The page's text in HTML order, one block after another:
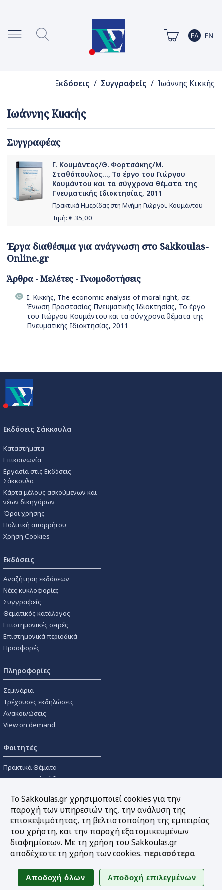
Εκδόσεις / Συγγραφείς / Ιωάννης Κικκής
Ιωάννης Κικκής
Συγγραφέας
Γ. Κουμάντος/Θ. Φορτσάκης/Μ.
Σταθόπουλος..., Το έργο του Γιώργου
Κουμάντου και τα σύγχρονα θέματα της
Πνευματικής Ιδιοκτησίας, 2011
Πρακτικά Ημερίδας στη Μνήμη Γιώργου Κουμάντου
Τιμή: € 35,00
Έργα διαθέσιμα για ανάγνωση στο Sakkoulas-
Online.gr
Άρθρα - Μελέτες - Γνωμοδοτήσεις
Ι. Κικκής, The economic analysis of moral right, σε:
Ένωση Προστασίας Πνευματικής Ιδιοκτησίας, Το έργο
του Γιώργου Κουμάντου και τα σύγχρονα θέματα της
Πνευματικής Ιδιοκτησίας, 2011
Εκδόσεις Σάκκουλα
Καταστήματα
Επικοινωνία
Εργασία στις Εκδόσεις
Σάκκουλα
Κάρτα μέλους ασκούμενων και
νέων δικηγόρων
Όροι χρήσης
Πολιτική απορρήτου
Χρήση Cookies
Εκδόσεις
Αναζήτηση εκδόσεων
Νέες κυκλοφορίες
Συγγραφείς
Θεματικός κατάλογος
Επιστημονικές σειρές
Επιστημονικά περιοδικά
Προσφορές
Πληροφορίες
Σεμινάρια
Τρέχουσες εκδηλώσεις
Ανακοινώσεις
View on demand
Φοιτητές
Πρακτικά Θέματα
Οικονομικοί Κώδικες
Συγγραμμάτων
Εργαλεία
Online υπολογισμός τόκων
Υπηρεσία Ηλεκτρονικής
Sitemap
Το Sakkoulas.gr χρησιμοποιεί cookies για την
παροχή των υπηρεσιών της, την ανάλυση της
επισκεψιμότητας, τη βελτιστοποίηση της εμπειρίας
του χρήστη, και την παροχή εξατομικευμένων
διαφημίσεων. Με τη χρήση του Sakkoulas.gr
αποδέχεστε τη χρήση των cookies. περισσότερα